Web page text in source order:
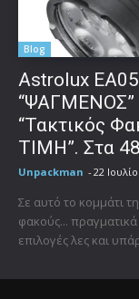
Blog
Astrolux
“ΨΑΓΜΕΝΟΣ”
“Τακτικός
ΤΙΜΗ”. Στα
Unpackman - 22
Σε αυτό το κομμάτι
φακούς...
επιλογές λες και